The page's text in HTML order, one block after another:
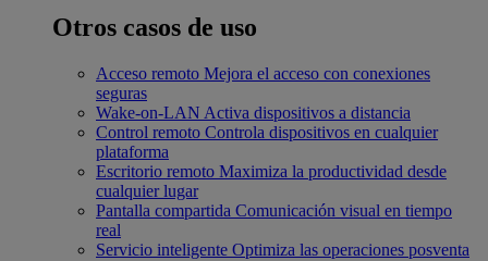
Otros casos de uso
Acceso remoto Mejora el acceso con conexiones
seguras
Wake-on-LAN Activa dispositivos a distancia
Control remoto Controla dispositivos en cualquier
plataforma
Escritorio remoto Maximiza la productividad desde
cualquier lugar
Pantalla compartida Comunicación visual en tiempo
real
Servicio inteligente Optimiza las operaciones posventa